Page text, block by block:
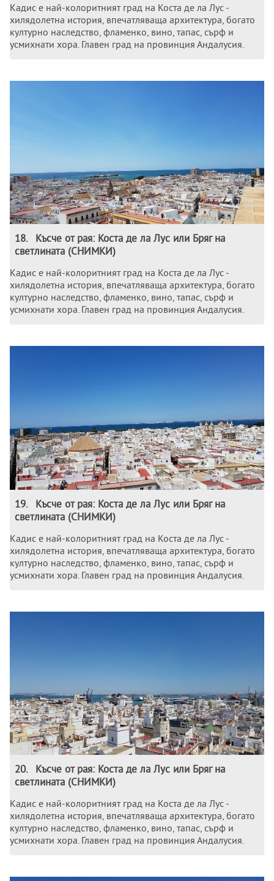
Кадис е най-колоритният град на Коста де ла Лус -
хилядолетна история, впечатляваща архитектура, богато
културно наследство, фламенко, вино, тапас, сърф и
усмихнати хора. Главен град на провинция Андалусия.
18.
Късче от рая: Коста де ла Лус или Бряг на
светлината (СНИМКИ)
Кадис е най-колоритният град на Коста де ла Лус -
хилядолетна история, впечатляваща архитектура, богато
културно наследство, фламенко, вино, тапас, сърф и
усмихнати хора. Главен град на провинция Андалусия.
19.
Късче от рая: Коста де ла Лус или Бряг на
светлината (СНИМКИ)
Кадис е най-колоритният град на Коста де ла Лус -
хилядолетна история, впечатляваща архитектура, богато
културно наследство, фламенко, вино, тапас, сърф и
усмихнати хора. Главен град на провинция Андалусия.
20.
Късче от рая: Коста де ла Лус или Бряг на
светлината (СНИМКИ)
Кадис е най-колоритният град на Коста де ла Лус -
хилядолетна история, впечатляваща архитектура, богато
културно наследство, фламенко, вино, тапас, сърф и
усмихнати хора. Главен град на провинция Андалусия.